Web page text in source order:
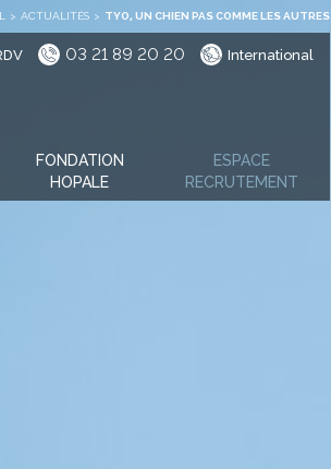
> ACTUALITÉS > TYO, UN CHIEN PAS COMME LES AUTRES
03 21 89 20 20 International
FONDATION
HOPALE
ESPACE
RECRUTEMENT